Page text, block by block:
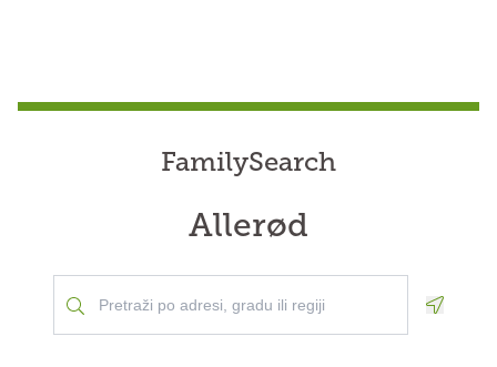
FamilySearch
Allerød